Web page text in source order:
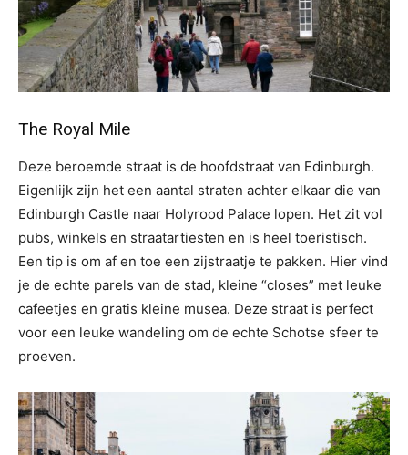
The Royal Mile
Deze beroemde straat is de hoofdstraat van Edinburgh.
Eigenlijk zijn het een aantal straten achter elkaar die van
Edinburgh Castle naar Holyrood Palace lopen. Het zit vol
pubs, winkels en straatartiesten en is heel toeristisch.
Een tip is om af en toe een zijstraatje te pakken. Hier vind
je de echte parels van de stad, kleine “closes” met leuke
cafeetjes en gratis kleine musea. Deze straat is perfect
voor een leuke wandeling om de echte Schotse sfeer te
proeven.